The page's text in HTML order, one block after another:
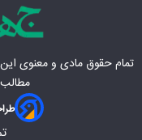
تمام حقوق مادی‌ و معنوی
مطالب